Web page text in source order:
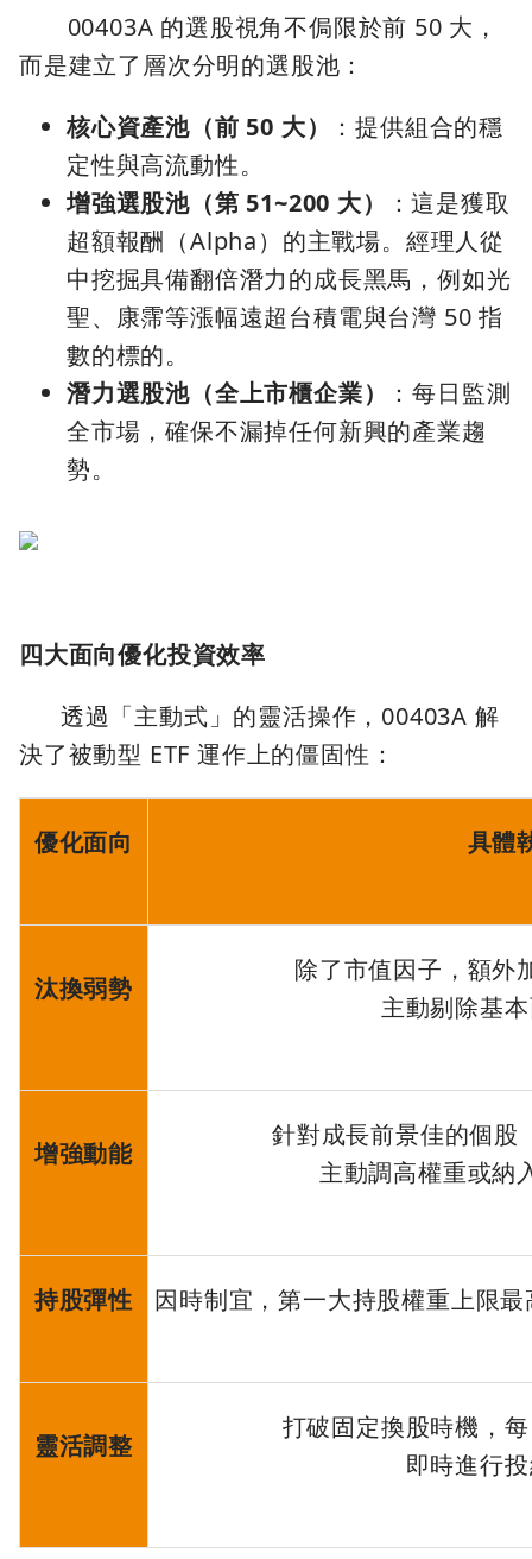
00403A 的選股視角不侷限於前 50 大，
而是建立了層次分明的選股池：
核心資產池（前 50 大）
：提供組合的穩
定性與高流動性。
增強選股池（第 51~200 大）
：這是獲取
超額報酬（Alpha）的主戰場。經理人從
中挖掘具備翻倍潛力的成長黑馬，例如光
聖、康霈等漲幅遠超台積電與台灣 50 指
數的標的。
潛力選股池（全上市櫃企業）
：每日監測
全市場，確保不漏掉任何新興的產業趨
勢。
四大面向優化投資效率
透過「主動式」的靈活操作，00403A 解
決了被動型 ETF 運作上的僵固性：
優化面向 具體
汰換弱勢
除了市值因子，額外
主動剔除基
增強動能
針對成長前景佳的個股
主動調高權重或納
持股彈性 因時制宜，第一大持股權重上限
靈活調整
打破固定換股時機，
即時進行